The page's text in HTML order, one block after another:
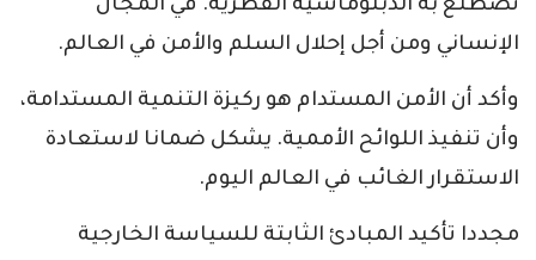
تضطلع به الدبلوماسية القطرية. في المجال
الإنساني ومن أجل إحلال السلم والأمن في العالم.
وأكد أن الأمن المستدام هو ركيزة التنمية المستدامة،
وأن تنفيذ اللوائح الأممية. يشكل ضمانا لاستعادة
الاستقرار الغائب في العالم اليوم.
مجددا تأكيد المبادئ الثابتة للسياسة الخارجية